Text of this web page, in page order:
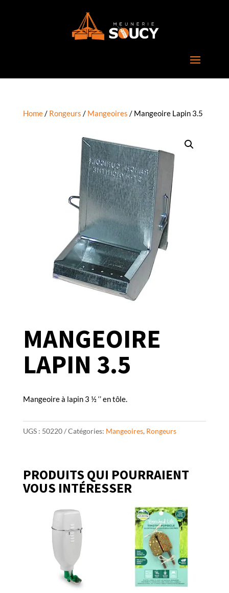
Home/ Rongeurs / Mangeoires / Mangeoire Lapin 3.5
MANGEOIRE
LAPIN 3.5
Mangeoire à lapin 3 ½ ‘’ en tôle.
UGS : 50220 Catégories: Mangeoires, Rongeurs
PRODUITS QUI POURRAIENT
VOUS INTÉRESSER